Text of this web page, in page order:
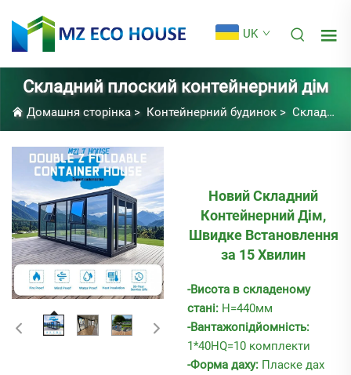
UK
Складний плоский контейнерний дім
Домашня сторінка> Контейнерний будинок > Складний плоский контейнерний дім
Новий Складний
Контейнерний Дім,
Швидке Встановлення
за 15 Хвилин
-Висота в складеному
стані: H=440мм
-Вантажопідйомність:
1*40HQ=10 комплекти
-Форма даху: Пласке дах